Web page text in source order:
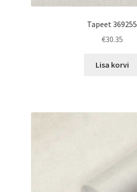
Tapeet 369255
€30.35
Lisa korvi